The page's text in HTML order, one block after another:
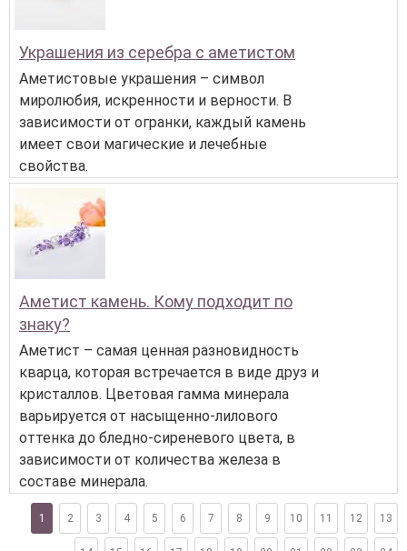
Украшения из серебра с аметистом
Аметистовые украшения – символ
миролюбия, искренности и верности. В
зависимости от огранки, каждый камень
имеет свои магические и лечебные
свойства.
Аметист камень. Кому подходит по
знаку?
Аметист – самая ценная разновидность
кварца, которая встречается в виде друз и
кристаллов. Цветовая гамма минерала
варьируется от насыщенно-лилового
оттенка до бледно-сиреневого цвета, в
зависимости от количества железа в
составе минерала.
1 2 3 4 5 6 7 8 9 10 11 12 13